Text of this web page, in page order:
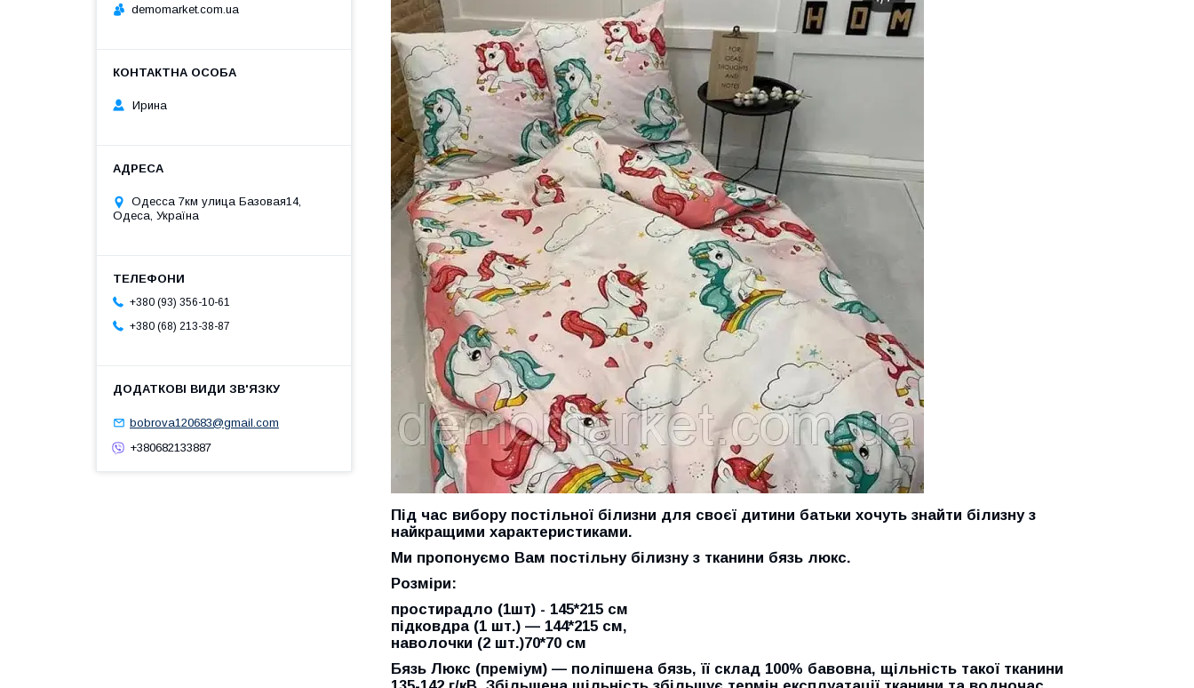
Під час вибору постільної білизни для своєї дитини батьки хочуть знайти білизну з
найкращими характеристиками.
Ми пропонуємо Вам постільну білизну з тканини бязь люкс.
Розміри:
простирадло (1шт) - 145*215 см
підковдра (1 шт.) — 144*215 см,
наволочки (2 шт.)70*70 см
Бязь Люкс (преміум) — поліпшена бязь, її склад 100% бавовна, щільність такої тканини
demomarket.com.ua
Ирина
Одесса 7км улица Базовая14,
Одеса, Україна
+380 (93) 356-10-61
+380 (68) 213-38-87
bobrova120683@gmail.com
+380682133887